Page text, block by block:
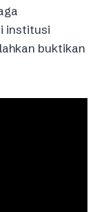
institusi
buktikan